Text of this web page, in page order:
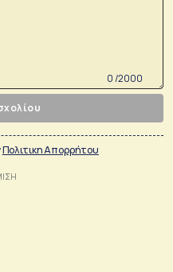
0 /2000
Πολιτικη Απορρήτου